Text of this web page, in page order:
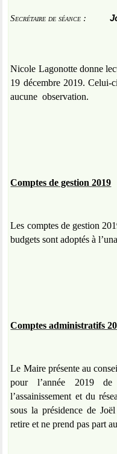
Secrétaire de séance :
Nicole Lagonotte donne
19 décembre 2019. Celui-
aucune observation.
Comptes de gestion 2019
Les comptes de gestion
budgets sont adoptés à
Comptes administratifs
Le Maire présente au
pour l’année 2019
l’assainissement et du
sous la présidence de
retire et ne prend pas part